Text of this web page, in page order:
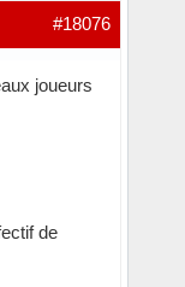
#18076
joueurs
de